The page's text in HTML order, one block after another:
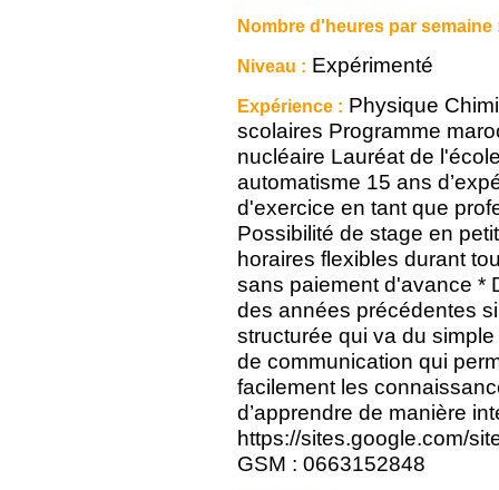
Nombre d'heures par semaine
Niveau : Expérimenté
Expérience : Physique
scolaires Programme
nucléaire Lauréat de
automatisme 15 ans
d'exercice en tant que
Possibilité de stage en
horaires flexibles durant
sans paiement d'avance *
des années précédentes
structurée qui va du
de communication qui
facilement les
d’apprendre de manière
https://sites.google.com/
GSM : 0663152848